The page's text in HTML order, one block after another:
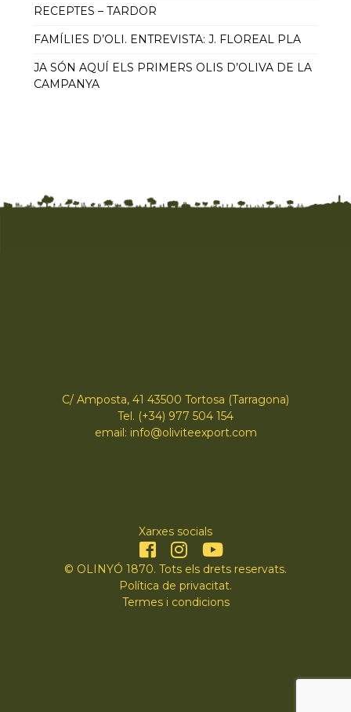
RECEPTES – TARDOR
FAMÍLIES D’OLI. ENTREVISTA: J. FLOREAL PLA
JA SÓN AQUÍ ELS PRIMERS OLIS D’OLIVA DE LA
CAMPANYA
C/ Amposta, 41 43500 Tortosa (Tarragona)
Tel. (+34) 977 504 154
email: info@oliviteexport.com
Xarxes socials
© OLINYÓ 1870. Tots els drets reservats.
Política de privacitat.
Termes i condicions